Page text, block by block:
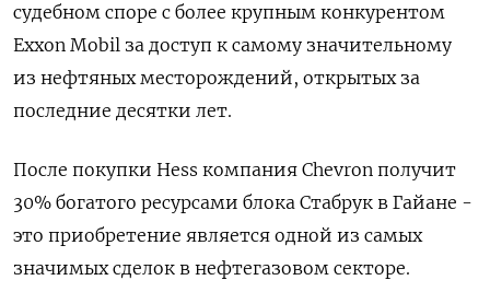
судебном споре с более крупным конкурентом
Exxon Mobil за доступ к самому значительному
из нефтяных месторождений, открытых за
последние десятки лет.
После покупки Hess компания Chevron получит
30% богатого ресурсами блока Стабрук в Гайане -
это приобретение является одной из самых
значимых сделок в нефтегазовом секторе.